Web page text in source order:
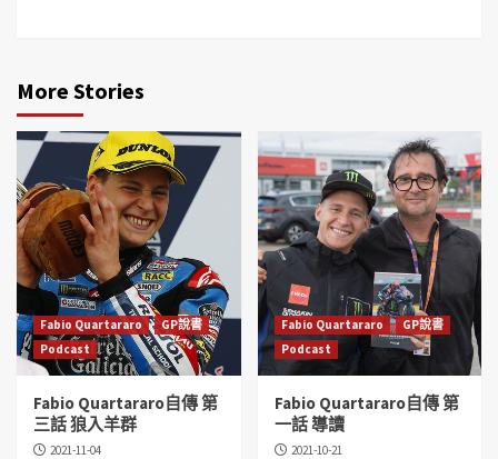
More Stories
Fabio Quartararo
GP說書
Podcast
Fabio Quartararo自傳 第
三話 狼入羊群
2021-11-04
Fabio Quartararo
GP說書
Podcast
Fabio Quartararo自傳 第
一話 導讀
2021-10-21